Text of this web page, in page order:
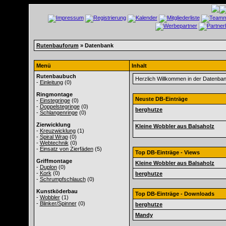
Rutenbauforum » Datenbank
Menü
Inhalt
Rutenbaubuch
- Einleitung(0)
Ringmontage
- Einstegringe(0)
- Doppelstegringe(0)
- Schlangenringe(0)
Zierwicklung
- Kreuzwicklung(1)
- Spiral Wrap(0)
- Webtechnik (0)
- Einsatz von Zierfäden(5)
Griffmontage
- Duplon(0)
- Kork (0)
- Schrumpfschlauch(0)
Kunstköderbau
- Wobbler(1)
- Blinker/Spinner(0)
Herzlich Willkommen in der
Neuste DB-Einträge
berghutze
Kleine Wobbler aus Balsaholz
Top DB-Einträge - Views
Kleine Wobbler aus Balsaholz
berghutze
Top DB-Einträge - Downloads
berghutze
Mandy